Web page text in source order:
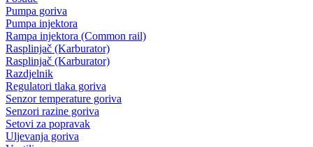
Pumpa goriva
Pumpa injektora
Rampa injektora (Common rail)
Rasplinjač (Karburator)
Rasplinjač (Karburator)
Razdjelnik
Regulatori tlaka goriva
Senzor temperature goriva
Senzori razine goriva
Setovi za popravak
Uljevanja goriva